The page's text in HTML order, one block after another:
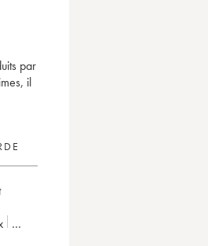
par
il